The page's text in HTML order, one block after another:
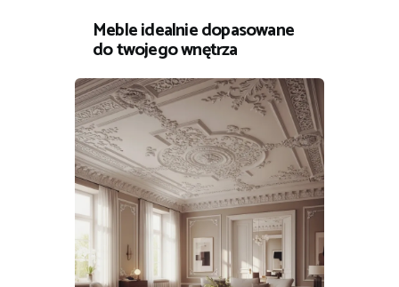
Meble idealnie dopasowane
do twojego wnętrza